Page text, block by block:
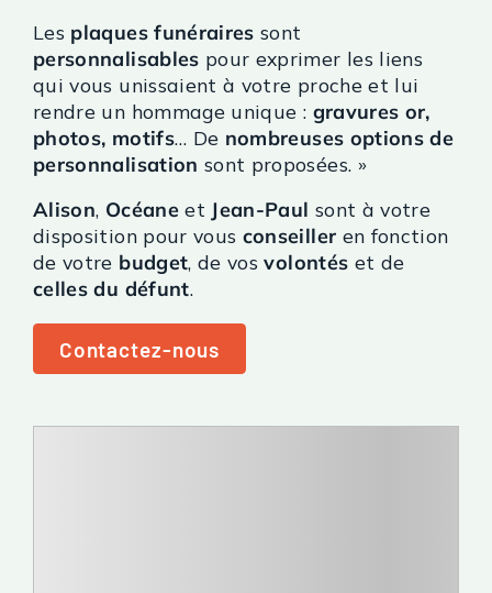
Les plaques funéraires sont
personnalisables pour exprimer les liens
qui vous unissaient à votre proche et lui
rendre un hommage unique : gravures or,
photos, motifs… De nombreuses options de
personnalisation sont proposées. »
Alison, Océaneet Jean-Paul sont à votre
disposition pour vous conseiller en fonction
de votre budget, de vosvolontés et de
celles du défunt.
Contactez-nous